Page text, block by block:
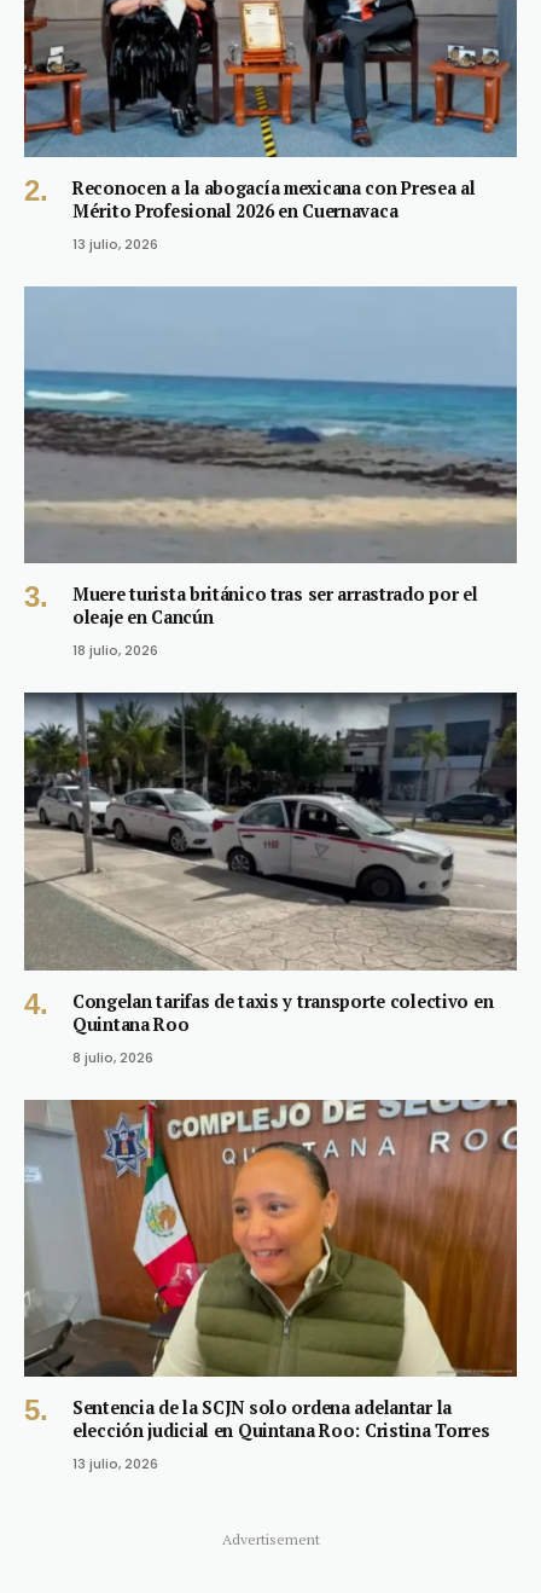
Reconocen a la abogacía mexicana con Presea al
Mérito Profesional 2026 en Cuernavaca
13 julio, 2026
Muere turista británico tras ser arrastrado por el
oleaje en Cancún
18 julio, 2026
Congelan tarifas de taxis y transporte colectivo en
Quintana Roo
8 julio, 2026
Sentencia de la SCJN solo ordena adelantar la
elección judicial en Quintana Roo: Cristina Torres
13 julio, 2026
Advertisement